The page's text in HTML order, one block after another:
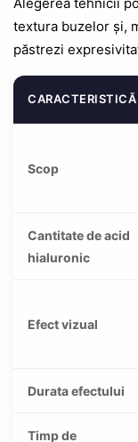
textura buzelor și,
păstrezi
CARACTERISTICĂ
Scop
Cantitate de acid
hialuronic
Efect vizual
Durata efectului
Timp de